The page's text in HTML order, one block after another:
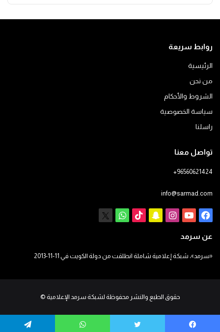
روابط سريعة
الرئيسية
من نحن
الشروط والأحكام
سياسة الخصوصية
راسلنا
تواصل معنا
+96560621424
info@sarmad.com
فيسبوكيوتيوبانستقرام
سناب ‫TikTokواتساب
عن سرمد
«سرمد»، شبكة إعلامية شاملة انطلقت من دولة الكويت في 11-11-2013
حقوق الطبع والنشر محفوظة لشبكة سرمد الإعلامية ©